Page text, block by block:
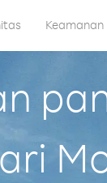
Keamanan